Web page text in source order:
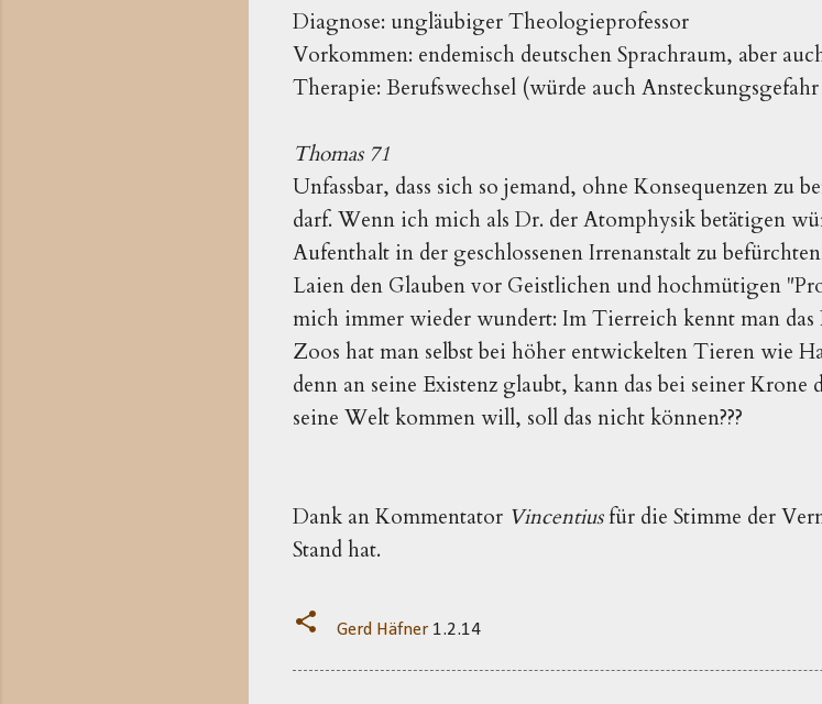
Diagnose: ungläubiger Theologieprofessor
Vorkommen: endemisch deutschen Sprachraum, aber
Therapie: Berufswechsel (würde auch
Thomas 71
Unfassbar, dass sich so jemand, ohne Konsequenzen zu
darf. Wenn ich mich als Dr. der Atomphysik betätigen
Aufenthalt in der geschlossenen Irrenanstalt zu
Laien den Glauben vor Geistlichen und hochmütigen
mich immer wieder wundert: Im Tierreich kennt man
Zoos hat man selbst bei höher entwickelten Tieren wie
denn an seine Existenz glaubt, kann das bei seiner
seine Welt kommen will, soll das nicht können???
Dank an Kommentator Vincentiusfür die Stimme der
Stand hat.
Gerd Häfner 1.2.14